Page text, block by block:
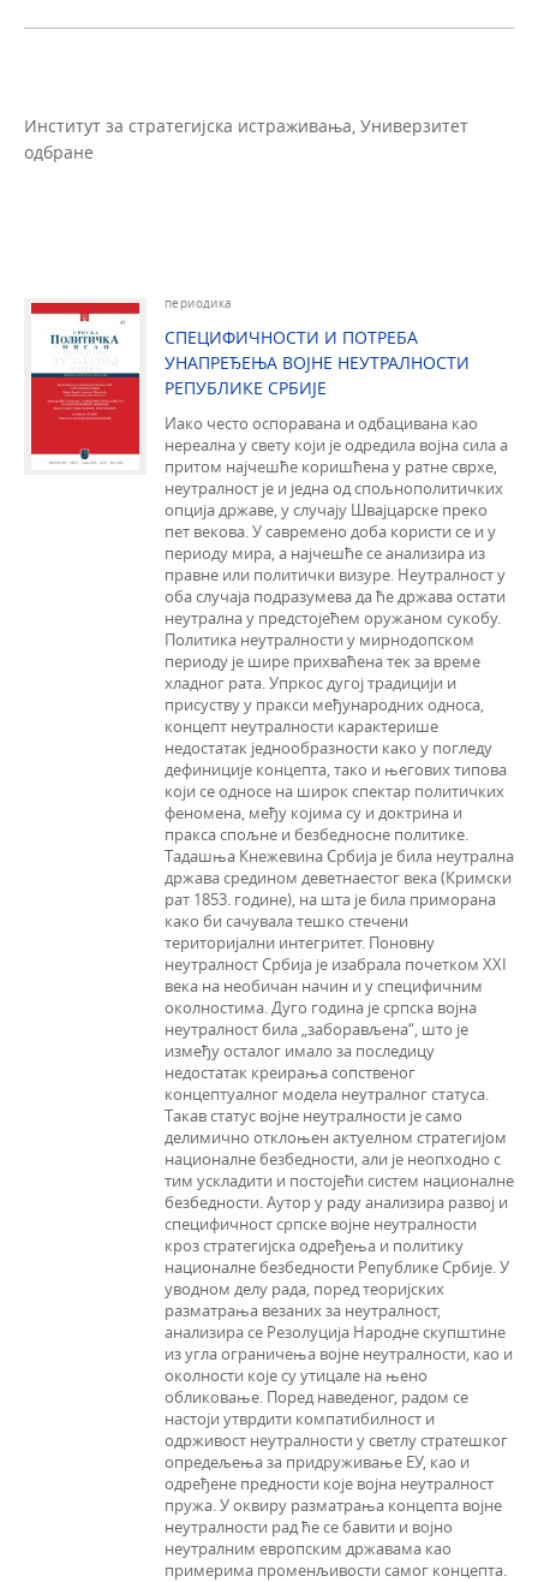
Институт за стратегијска истраживања, Универзитет
одбране
периодика
СПЕЦИФИЧНОСТИ И ПОТРЕБА
УНАПРЕЂЕЊА ВОЈНЕ НЕУТРАЛНОСТИ
РЕПУБЛИКЕ СРБИЈЕ
Иако често оспоравана и одбацивана као
нереална у свету који је одредила војна сила а
притом најчешће коришћена у ратне сврхе,
неутралност је и једна од спољнополитичких
опција државе, у случају Швајцарске преко
пет векова. У савремено доба користи се и у
периоду мира, а најчешће се анализира из
правне или политички визуре. Неутралност у
оба случаја подразумева да ће држава остати
неутрална у предстојећем оружаном сукобу.
Политика неутралности у мирнодопском
периоду је шире прихваћена тек за време
хладног рата. Упркос дугој традицији и
присуству у пракси међународних односа,
концепт неутралности карактерише
недостатак једнообразности како у погледу
дефиниције концепта, тако и његових типова
који се односе на широк спектар политичких
феномена, међу којима су и доктрина и
пракса спољне и безбедносне политике.
Тадашња Кнежевина Србија је била неутрална
држава средином деветнаестог века (Кримски
рат 1853. године), на шта је била приморана
како би сачувала тешко стечени
територијални интегритет. Поновну
неутралност Србија је изабрала почетком XXI
века на необичан начин и у специфичним
околностима. Дуго година је српска војна
неутралност била „заборављена“, што је
између осталог имало за последицу
недостатак креирања сопственог
концептуалног модела неутралног статуса.
Такав статус војне неутралности је само
делимично отклоњен актуелном стратегијом
националне безбедности, али је неопходно с
тим ускладити и постојећи систем националне
безбедности. Аутор у раду анализира развој и
специфичност српске војне неутралности
кроз стратегијска одређења и политику
националне безбедности Републике Србије. У
уводном делу рада, поред теоријских
разматрања везаних за неутралност,
анализира се Резолуција Народне скупштине
из угла ограничења војне неутралности, као и
околности које су утицале на њено
обликовање. Поред наведеног, радом се
настоји утврдити компатибилност и
одрживост неутралности у светлу стратешког
опредељења за придруживање ЕУ, као и
одређене предности које војна неутралност
пружа. У оквиру разматрања концепта војне
неутралности рад ће се бавити и војно
неутралним европским државама као
примерима променљивости самог концепта.